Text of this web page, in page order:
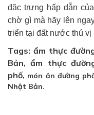
đặc trưng hấp dẫn
chờ gì mà hãy lên
triển tại đất nước thú vị
Tags: ẩm thực
Bản, ẩm thực
phố, món ăn đường
Nhật Bản.